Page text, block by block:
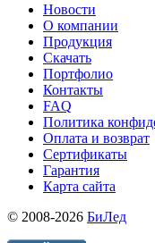
Новости
О компании
Продукция
Скачать
Портфолио
Контакты
FAQ
Политика
Оплата и возврат
Сертификаты
Гарантия
Карта сайта
© 2008-2026 БиЛед